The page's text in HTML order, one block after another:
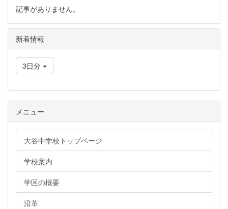
記事がありません。
新着情報
3日分
メニュー
大谷中学校トップページ
学校案内
学区の概要
沿革